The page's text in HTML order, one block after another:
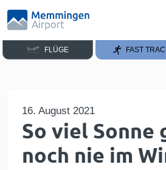
FLÜGE FAST
16. August 2021
So viel Sonne
noch nie im